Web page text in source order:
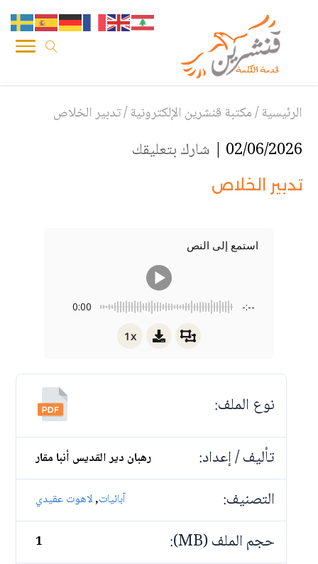
الرئيسية/مكتبة قنشرين الإلكترونية/تدبير الخلاص
02/06/2026 | شارك بتعليقك
تدبير الخلاص
استمع إلى النص
0:00 -:--
1x
نوع الملف:
تأليف / إعداد:
رهبان دير القديس أنبا مقار
التصنيف: آبائيات,لاهوت عقيدي
حجم الملف (MB): 1